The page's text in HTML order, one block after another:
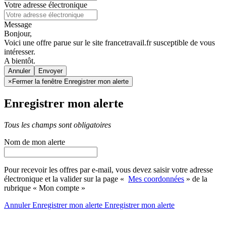
Votre adresse électronique
Message
Bonjour,
Voici une offre parue sur le site francetravail.fr susceptible de vous
intéresser.
A bientôt.
Annuler
× Fermer la fenêtre Enregistrer mon alerte
Enregistrer mon alerte
Tous les champs sont obligatoires
Nom de mon alerte
Pour recevoir les offres par e-mail, vous devez saisir votre adresse
électronique et la valider sur la page « Mes coordonnées » de la
rubrique « Mon compte »
AnnulerEnregistrer mon alerte Enregistrermon alerte